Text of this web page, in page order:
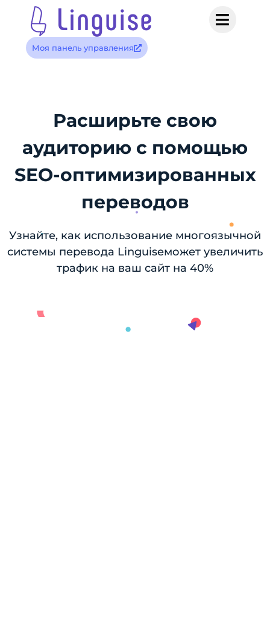
Моя панель управления
Расширьте свою
аудиторию с помощью
SEO-оптимизированных
переводов
Узнайте, как использование многоязычной
системы перевода Linguiseможет увеличить
трафик на ваш сайт на 40%